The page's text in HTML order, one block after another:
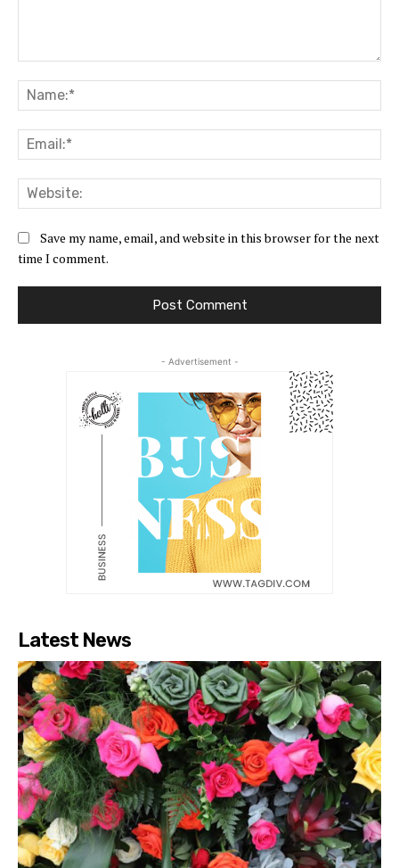
Save my name, email, and website in this browser for the next
time I comment.
- Advertisement -
Latest News